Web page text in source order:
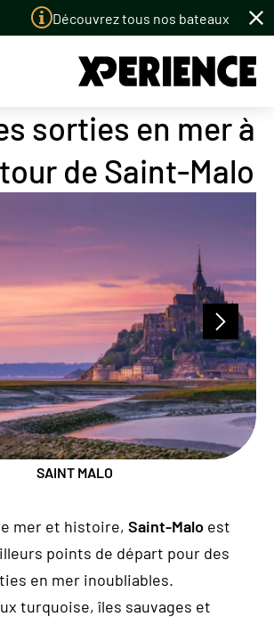
Découvrez tous nos bateaux à louer
LES PORTS
LE CONCEPT
PERMIS BATEAU
LE CLUB
ACTUALITÉS
Contact
Location
Nous situer
sorties en mer à
de Saint-Malo
SAINT MALO
mer et histoire, Saint-Maloest
points de départ pour des
en mer inoubliables.
turquoise, îles sauvages et
cookies